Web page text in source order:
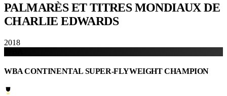
PALMARÈS ET TITRESMONDIAUX DE
CHARLIE EDWARDS
2018
WBA CONTINENTAL SUPER-FLYWEIGHT CHAMPION